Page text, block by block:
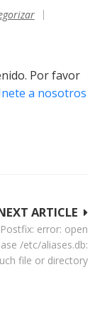
Por favor
a nosotros
ARTICLE
Postfix: error: open
/etc/aliases.db:
file or directory